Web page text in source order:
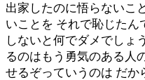
出家したのに悟らないこ
いことを それで恥じたん
しないと何でダメでしょ
るのはもう勇気のある人
せるぞっていうのは だか